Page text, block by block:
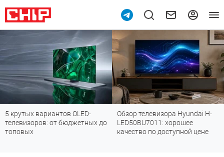
5 крутых вариантов OLED-
телевизоров: от бюджетных до
топовых
Обзор телевизора Hyundai H-
LED50BU7011: хорошее
качество по доступной цене